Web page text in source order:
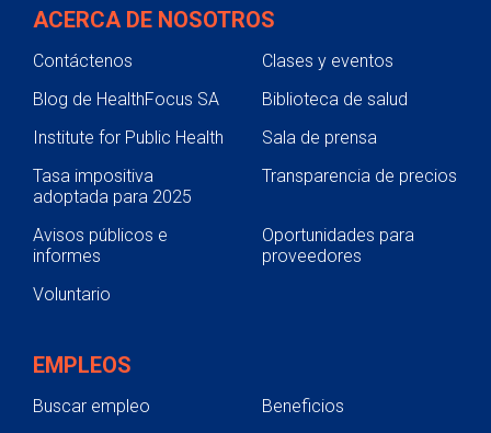
ACERCA DE NOSOTROS
Contáctenos
Clases y eventos
Blog de HealthFocus SA
Biblioteca de salud
Institute for Public Health
Sala de prensa
Tasa impositiva
adoptada para 2025
Transparencia de precios
Avisos públicos e
informes
Oportunidades para
proveedores
Voluntario
EMPLEOS
Buscar empleo
Beneficios